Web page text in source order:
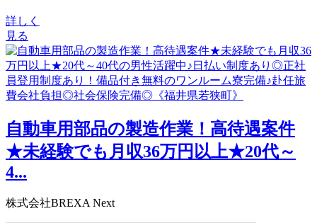
詳しく
見る
自動車用部品の製造作業！高待遇案件
★未経験でも月収36万円以上★20代～
4...
株式会社BREXA Next